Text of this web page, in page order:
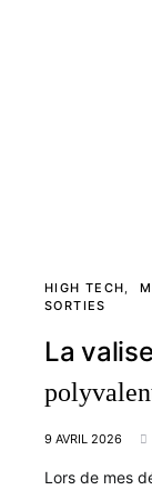
HIGH TECH
SORTIES
La
9 AVRIL 2026
Lors de mes